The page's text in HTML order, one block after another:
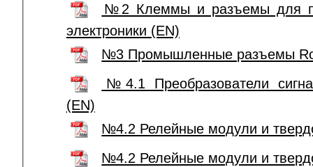
№2 Клеммы и разъемы для
электроники (EN)
№3 Промышленные разъемы
№4.1 Преобразователи
(EN)
№4.2 Релейные модули и
№4.2 Релейные модули и